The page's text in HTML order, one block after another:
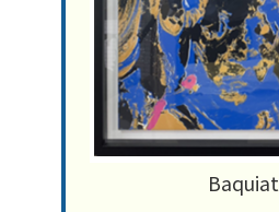
Baquiat